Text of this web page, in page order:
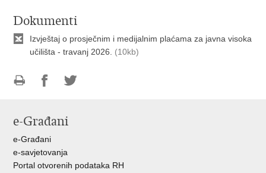
Dokumenti
Izvještaj o prosječnim i medijalnim plaćama za javna visoka
učilišta - travanj 2026.
(10kb)
FacebookuTwitteru
e-Građani
e-Građani
e-savjetovanja
Portal otvorenih podataka RH